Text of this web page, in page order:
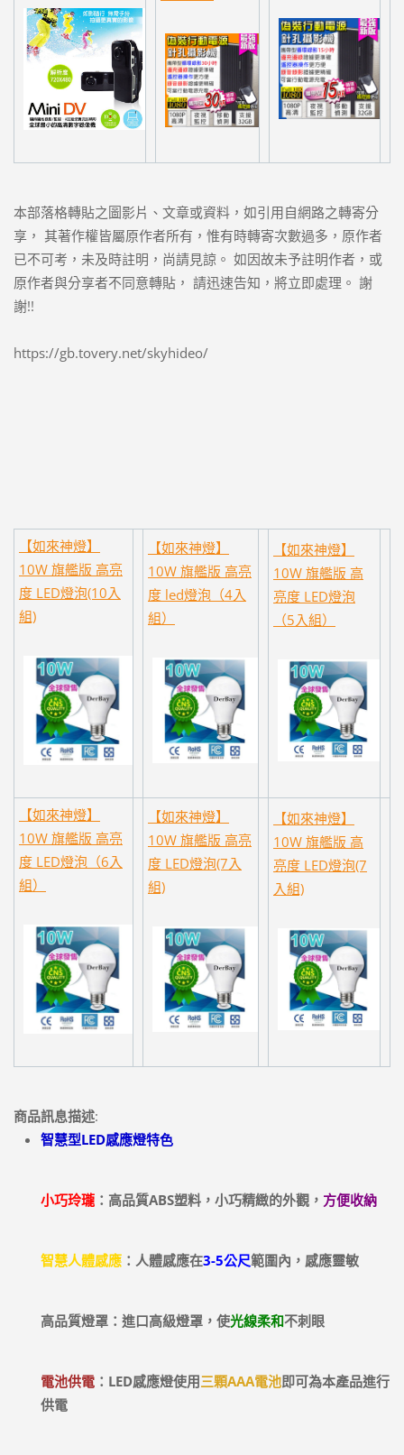
本部落格轉貼之圖影片、文章或資料，如引用自網路之轉寄分
享， 其著作權皆屬原作者所有，惟有時轉寄次數過多，原作者
已不可考，未及時註明，尚請見諒。 如因故未予註明作者，或
原作者與分享者不同意轉貼， 請迅速告知，將立即處理。 謝
謝!!
https://gb.tovery.net/skyhideo/
【如來神燈】
10W 旗艦版 高亮
度 LED燈泡(10入
組)
【如來神燈】
10W 旗艦版 高亮
度 led燈泡（4入
組）
【如來神燈】
10W 旗艦版 高
亮度 LED燈泡
（5入組）
【如來神燈】
10W 旗艦版 高亮
度 LED燈泡（6入
組）
【如來神燈】
10W 旗艦版 高亮
度 LED燈泡(7入
組)
【如來神燈】
10W 旗艦版 高
亮度 LED燈泡(7
入組)
商品訊息描述:
智慧型LED感應燈特色
小巧玲瓏：高品質ABS塑料，小巧精緻的外觀， 方便收納
智慧人體感應：人體感應在3-5公尺範圍內，感應靈敏
高品質燈罩：進口高級燈罩，使光線柔和不刺眼
電池供電： LED感應燈使用三顆AAA電池即可為本產品進行
供電